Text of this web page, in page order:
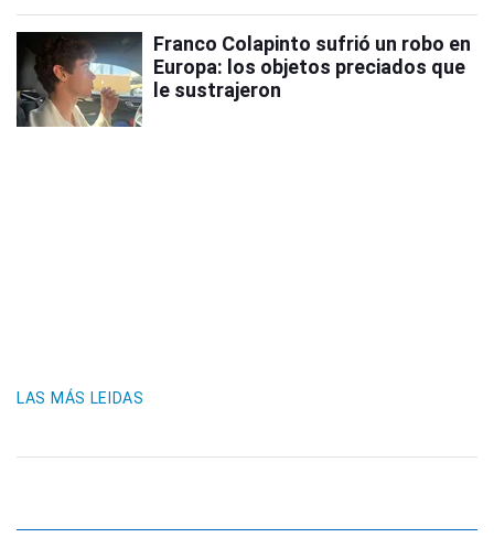
Franco Colapinto sufrió un robo en
Europa: los objetos preciados que
le sustrajeron
LAS MÁS LEIDAS